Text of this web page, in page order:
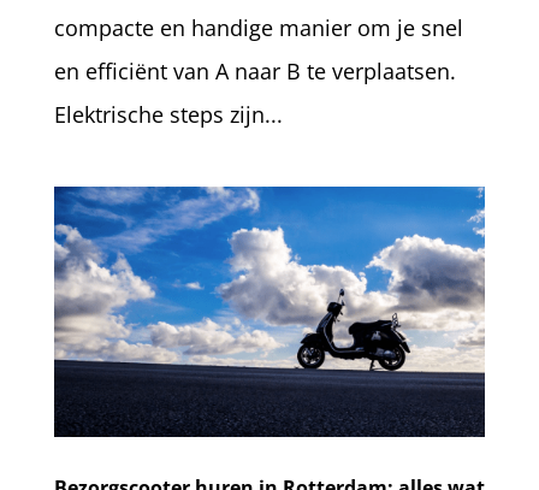
compacte en handige manier om je snel
en efficiënt van A naar B te verplaatsen.
Elektrische steps zijn...